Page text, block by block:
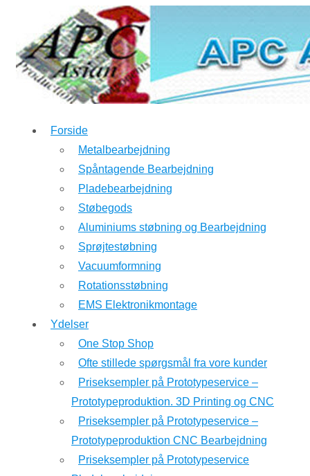
til
hovedindhold
Forside
Metalbearbejdning
Spåntagende Bearbejdning
Pladebearbejdning
Støbegods
Aluminiums støbning og Bearbejdning
Sprøjtestøbning
Vacuumformning
Rotationsstøbning
EMS Elektronikmontage
Ydelser
One Stop Shop
Ofte stillede spørgsmål fra vore kunder
Priseksempler på Prototypeservice –
Prototypeproduktion. 3D Printing og CNC
Priseksempler på Prototypeservice –
Prototypeproduktion CNC Bearbejdning
Priseksempler på Prototypeservice